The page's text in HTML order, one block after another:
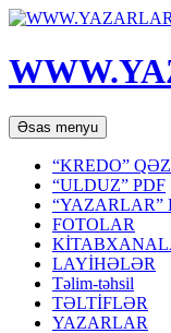
Axtar
Əsas menyu
keç
“KREDO”
“ULDUZ” PDF
“YAZARLAR”
FOTOLAR
LAYİHƏLƏR
Təlim-təhsil
TƏLTİFLƏR
YAZARLAR